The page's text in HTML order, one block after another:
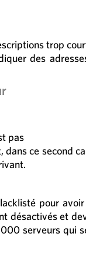
trop
des
pas
ce second
pour
désactivés et
serveurs qui